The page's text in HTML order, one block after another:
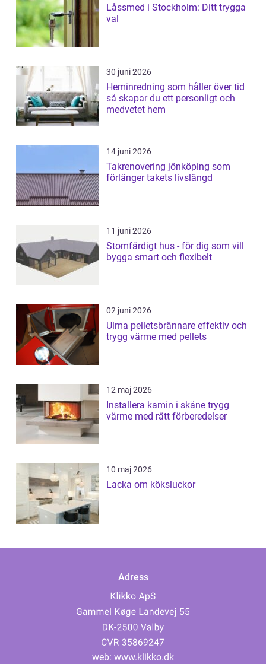
Låssmed i Stockholm: Ditt trygga
val
30 juni 2026
Heminredning som håller över tid
så skapar du ett personligt och
medvetet hem
14 juni 2026
Takrenovering jönköping som
förlänger takets livslängd
11 juni 2026
Stomfärdigt hus - för dig som vill
bygga smart och flexibelt
02 juni 2026
Ulma pelletsbrännare effektiv och
trygg värme med pellets
12 maj 2026
Installera kamin i skåne trygg
värme med rätt förberedelser
10 maj 2026
Lacka om köksluckor
Adress
web: www.klikko.dk